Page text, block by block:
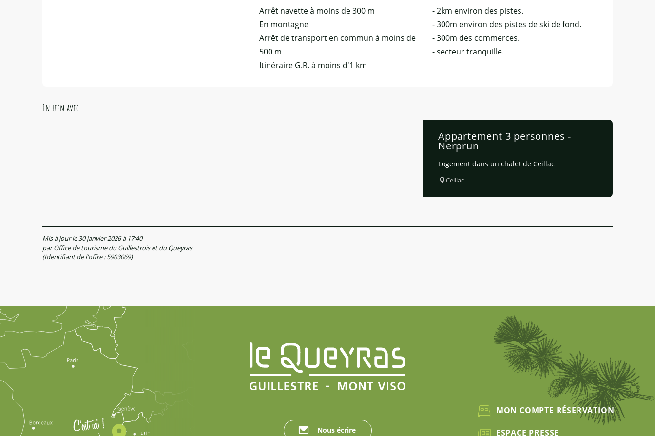
Arrêt navette à moins de 300 m
En montagne
Arrêt de transport en commun à moins de
500 m
Itinéraire G.R. à moins d'1 km
- 2km environ des pistes.
- 300m environ des pistes de ski de fond.
- 300m des commerces.
- secteur tranquille.
En lien avec
Appartement 3 personnes -
Nerprun
Logement dans un chalet de Ceillac
Ceillac
Mis à jour le 30 janvier 2026 à 17:40
par Office de tourisme du Guillestrois et du Queyras
(Identifiant de l'offre :5903069)
Nous écrire
MON COMPTE RÉSERVATION
ESPACE PRESSE